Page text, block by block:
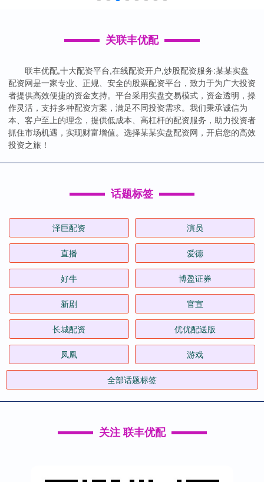
关联丰优配
联丰优配,十大配资平台,在线配资开户,炒股配资服务:某某实盘
配资网是一家专业、正规、安全的股票配资平台，致力于为广大投资
者提供高效便捷的资金支持。平台采用实盘交易模式，资金透明，操
作灵活，支持多种配资方案，满足不同投资需求。我们秉承诚信为
本、客户至上的理念，提供低成本、高杠杆的配资服务，助力投资者
抓住市场机遇，实现财富增值。选择某某实盘配资网，开启您的高效
投资之旅！
话题标签
泽巨配资 演员
直播 爱德
好牛 博盈证券
新剧 官宣
长城配资 优优配送版
凤凰 游戏
全部话题标签
关注 联丰优配